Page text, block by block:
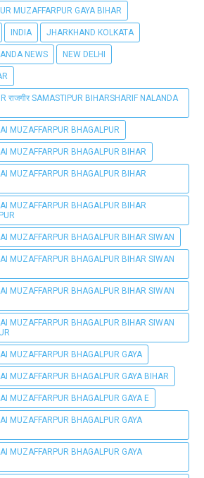
MUZAFFARPUR GAYA BIHAR
INDIA JHARKHAND KOLKATA
NEWS NEW DELHI
राजगीर SAMASTIPUR BIHARSHARIF NALANDA
MUZAFFARPUR BHAGALPUR
MUZAFFARPUR BHAGALPUR BIHAR
MUZAFFARPUR BHAGALPUR BIHAR
MUZAFFARPUR BHAGALPUR BIHAR
MUZAFFARPUR BHAGALPUR BIHAR SIWAN
MUZAFFARPUR BHAGALPUR BIHAR SIWAN
MUZAFFARPUR BHAGALPUR BIHAR SIWAN
MUZAFFARPUR BHAGALPUR BIHAR SIWAN
MUZAFFARPUR BHAGALPUR GAYA
MUZAFFARPUR BHAGALPUR GAYA BIHAR
MUZAFFARPUR BHAGALPUR GAYA E
MUZAFFARPUR BHAGALPUR GAYA
MUZAFFARPUR BHAGALPUR GAYA